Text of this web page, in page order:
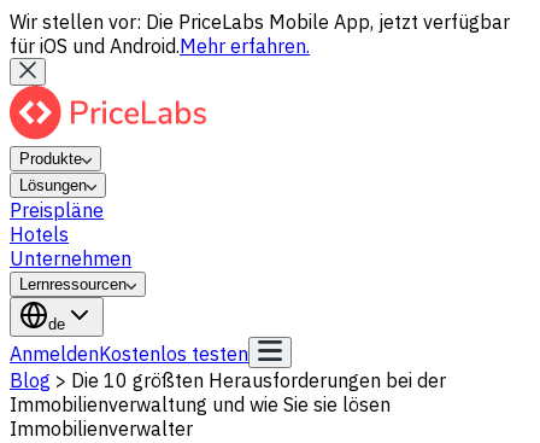
Wir stellen vor: Die PriceLabs Mobile App, jetzt verfügbar
für iOS und Android.Mehr erfahren.
Produkte
Lösungen
Preispläne
Hotels
Unternehmen
Lernressourcen
de
AnmeldenKostenlos testen
Blog > Die 10 größten Herausforderungen bei der
Immobilienverwaltung und wie Sie sie lösen
Immobilienverwalter